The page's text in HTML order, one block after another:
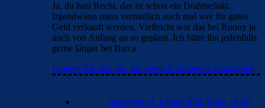
Ja, du hast Recht, das ist schon ein Drahtseilakt.
Irgendwann muss vermutlich auch mal wer für gutes
Geld verkauft werden. Vielleicht war das bei Roony ja
auch von Anfang an so geplant. Ich hätte ihn jedenfalls
gerne länger bei Barca
Loggen Sie sich ein, um einen Kommentar abzugeben
Azulgrana 9. Januar 2026 Beim 18:26